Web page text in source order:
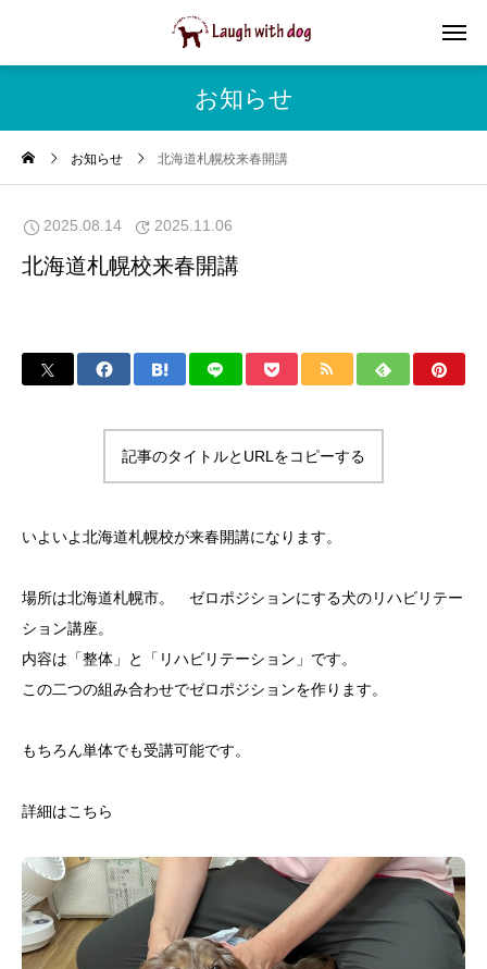
お知らせ
お知らせ 北海道札幌校来春開講
2025.08.14 2025.11.06
北海道札幌校来春開講
記事のタイトルとURLをコピーする
いよいよ北海道札幌校が来春開講になります。
場所は北海道札幌市。 ゼロポジションにする犬のリハビリテー
ション講座。
内容は「整体」と「リハビリテーション」です。
この二つの組み合わせでゼロポジションを作ります。
もちろん単体でも受講可能です。
詳細はこちら